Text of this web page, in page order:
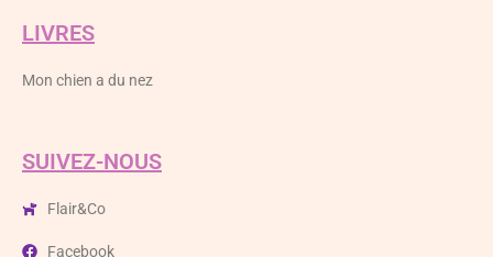
LIVRES
Mon chien a du nez
SUIVEZ-NOUS
Flair&Co
Facebook